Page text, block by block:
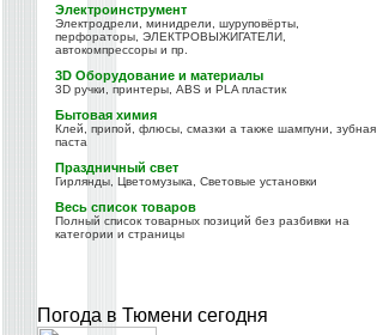
Электроинструмент
Электродрели, минидрели, шуруповёрты,
перфораторы, ЭЛЕКТРОВЫЖИГАТЕЛИ,
автокомпрессоры и пр.
3D Оборудование и материалы
3D ручки, принтеры, ABS и PLA пластик
Бытовая химия
Клей, припой, флюсы, смазки а также шампуни, зубная
паста
Праздничный свет
Гирлянды, Цветомузыка, Световые установки
Весь список товаров
Полный список товарных позиций без разбивки на
категории и страницы
Погода в Тюмени сегодня